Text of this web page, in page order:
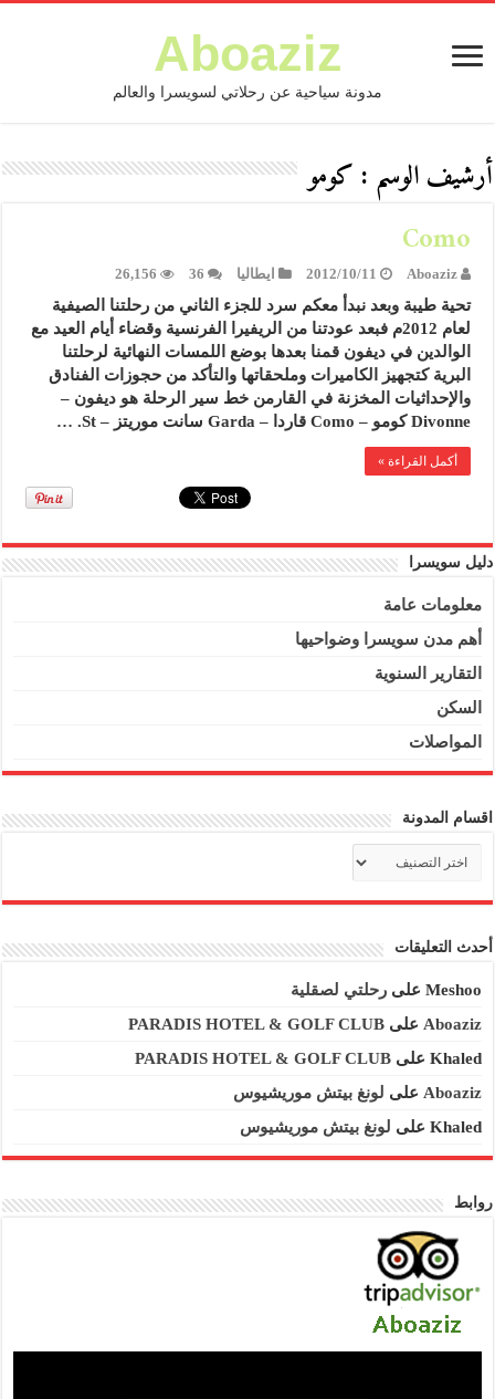
Aboaziz
مدونة سياحية عن رحلاتي لسويسرا والعالم
أرشيف الوسم : كومو
Como
Aboaziz
2012/10/11 ايطاليا 36
26,156
تحية طيبة وبعد نبدأ معكم سرد للجزء الثاني من رحلتنا الصيفية
لعام 2012م فبعد عودتنا من الريفيرا الفرنسية وقضاء أيام العيد مع
الوالدين في ديفون قمنا بعدها بوضع اللمسات النهائية لرحلتنا
البرية كتجهيز الكاميرات وملحقاتها والتأكد من حجوزات الفنادق
والإحداثيات المخزنة في القارمن خط سير الرحلة هو ديفون –
Divonne كومو – Como قاردا – Garda سانت موريتز – St. …
أكمل القراءة »
دليل سويسرا
معلومات عامة
أهم مدن سويسرا وضواحيها
التقارير السنوية
السكن
المواصلات
اقسام المدونة
المدونة
أحدث التعليقات
Meshooعلى رحلتي لصقلية
Aboaziz على PARADIS HOTEL & GOLF CLUB
Khaledعلى PARADIS HOTEL & GOLF CLUB
Aboaziz على لونغ بيتش موريشيوس
Khaledعلى لونغ بيتش موريشيوس
روابط